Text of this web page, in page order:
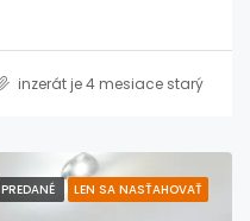
inzerát je 4 mesiace starý
PREDANÉ LEN SA NASŤAHOVAŤ